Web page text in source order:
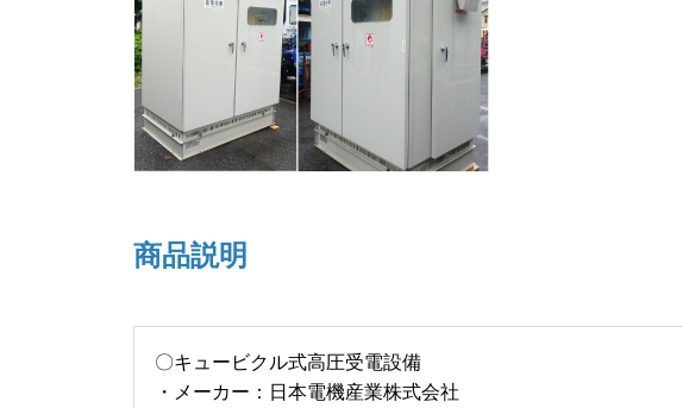
商品説明
〇キュービクル式高圧受電設備
・メーカー：日本電機産業株式会社